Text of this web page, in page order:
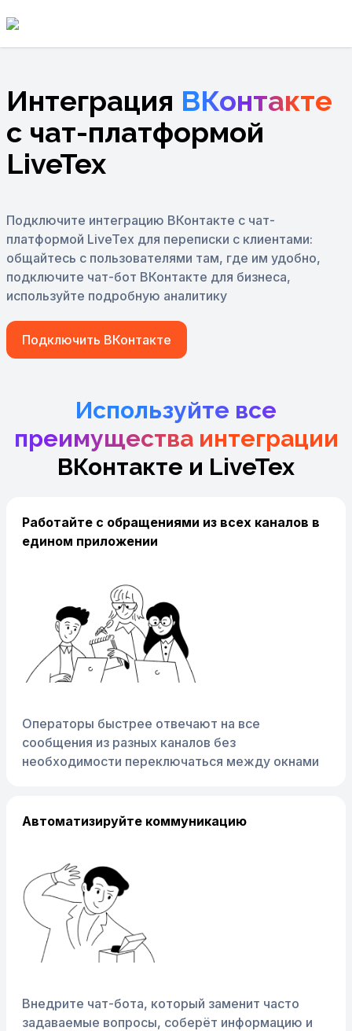
Интеграция ВКонтакте
с чат-платформой
LiveTex
Подключите интеграцию ВКонтакте с чат-
платформой LiveTex для переписки с клиентами:
общайтесь с пользователями там, где им удобно,
подключите чат-бот ВКонтакте для бизнеса,
используйте подробную аналитику
Подключить ВКонтакте
Используйте все
преимущества интеграции
ВКонтакте и LiveTex
Работайте с обращениями из всех каналов в
едином приложении
Операторы быстрее отвечают на все
сообщения из разных каналов без
необходимости переключаться между окнами
Автоматизируйте коммуникацию
Внедрите чат-бота, который заменит часто
задаваемые вопросы, соберёт информацию и